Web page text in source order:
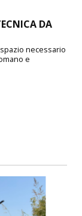
DA
spazio necessario
e